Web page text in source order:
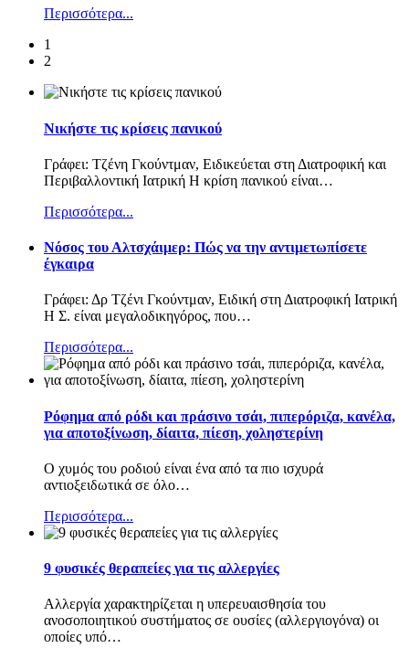
Περισσότερα...
1
2
Νικήστε τις κρίσεις πανικού
Γράφει: Τζένη Γκούντμαν, Ειδικεύεται στη Διατροφική και
Περιβαλλοντική Ιατρική Η κρίση πανικού είναι…
Περισσότερα...
Nόσος του Αλτσχάιμερ: Πώς να την αντιμετωπίσετε
έγκαιρα
Γράφει: Δρ Τζένι Γκούντμαν, Ειδική στη Διατροφική Ιατρική
Η Σ. είναι μεγαλοδικηγόρος, που…
Περισσότερα...
Ρόφημα από ρόδι και πράσινο τσάι, πιπερόριζα, κανέλα,
για αποτοξίνωση, δίαιτα, πίεση, χοληστερίνη
Ο χυμός του ροδιού είναι ένα από τα πιο ισχυρά
αντιοξειδωτικά σε όλο…
Περισσότερα...
9 φυσικές θεραπείες για τις αλλεργίες
Αλλεργία χαρακτηρίζεται η υπερευαισθησία του
ανοσοποιητικού συστήματος σε ουσίες (αλλεργιογόνα) οι
οποίες υπό…